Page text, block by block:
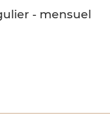
- mensuel